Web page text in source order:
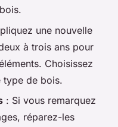
une nouvelle
à trois ans pour
Choisissez
type de bois.
: Si vous remarquez
réparez-les